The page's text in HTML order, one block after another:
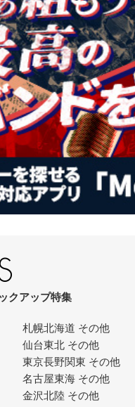
クアップ特集
札幌北海道 その他
仙台東北 その他
東京長野関東 その他
名古屋東海 その他
金沢北陸 その他